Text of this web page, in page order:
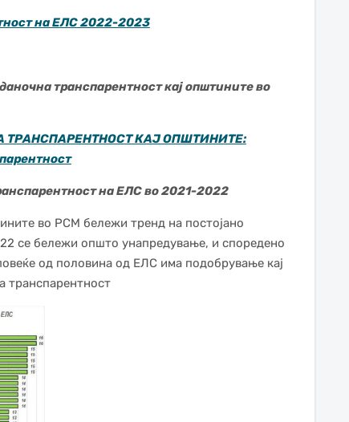
на ЕЛС 2022-2023
транспарентност кај општините во
КАЈ ОПШТИНИТЕ:
на ЕЛС во 2021-2022
во РСМ бележи тренд на постојано
се бележи општо унапредување, и споредено
од половина од ЕЛС има подобрување кај
транспарентност